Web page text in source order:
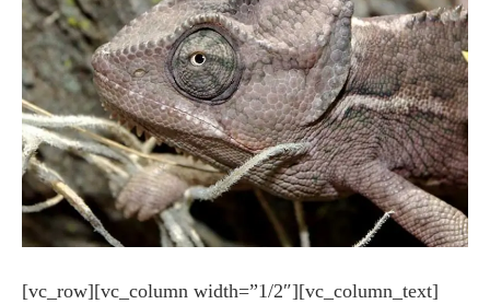
[vc_row][vc_column width=”1/2″][vc_column_text]